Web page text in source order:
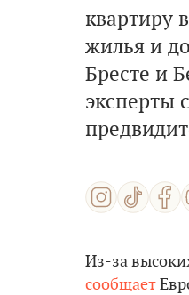
квартиру
жилья и
Бресте и
эксперты
Из-за
сообщает